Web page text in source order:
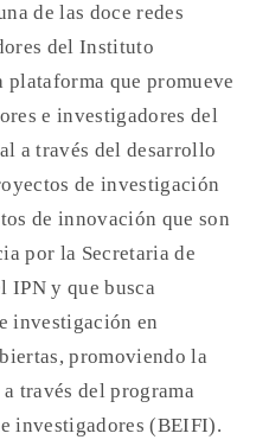
de las doce redes
del Instituto
que promueve
e investigadores del
a través del desarrollo
de investigación
de innovación que son
por la Secretaria de
IPN y que busca
investigación en
promoviendo la
través del programa
investigadores (BEIFI).